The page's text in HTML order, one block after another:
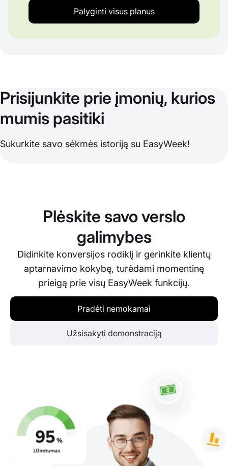
Palyginti visus planus
Prisijunkite prie įmonių, kurios
mumis pasitiki
Sukurkite savo sėkmės istoriją su EasyWeek!
Plėskite savo verslo
galimybes
Didinkite konversijos rodiklį ir gerinkite klientų
aptarnavimo kokybę, turėdami momentinę
prieigą prie visų EasyWeek funkcijų.
Pradėti nemokamai
Užsisakyti demonstraciją